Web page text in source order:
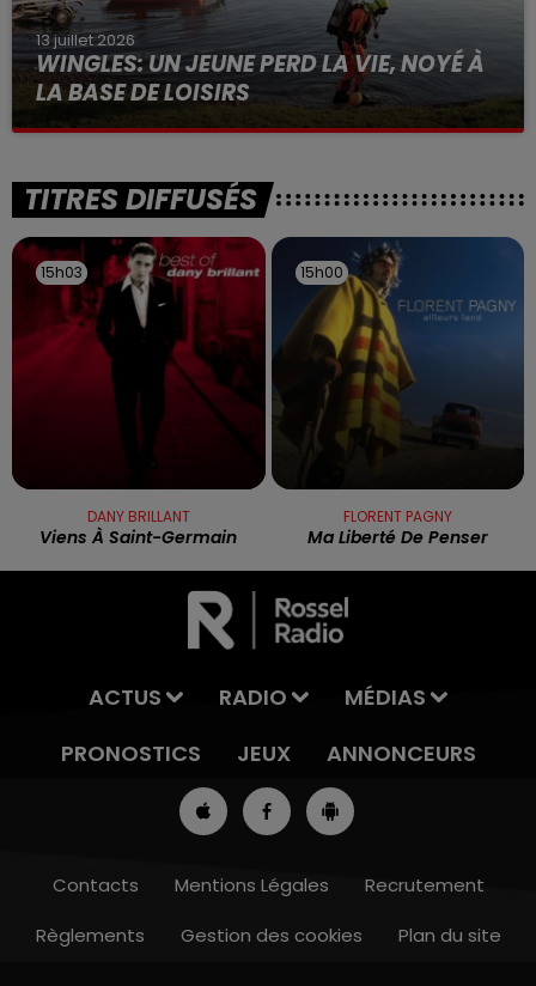
7h00 - 10h00
13 juillet 2026
WINGLES: UN JEUNE PERD LA VIE, NOYÉ À
LA BASE DE LOISIRS
La victime a coulé à pic
TITRES DIFFUSÉS
15h03
15h03
DANY BRILLANT
Viens À Saint-Germain
15h00
15h00
FLORENT PAGNY
Ma Liberté De Penser
ACTUS RADIO
MÉDIAS
PRONOSTICS
JEUX ANNONCEURS
Contacts Mentions Légales
Recrutement
Règlements
Gestion des cookies Plan du site